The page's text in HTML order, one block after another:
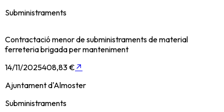
Subministraments
Contractació menor de subministraments de material
ferreteria brigada per manteniment
14/11/2025408,83 € ↗
Ajuntament d'Almoster
Subministraments